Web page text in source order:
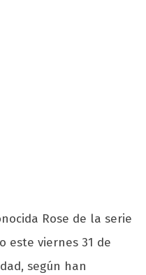
Rose de la serie
este viernes 31 de
según han